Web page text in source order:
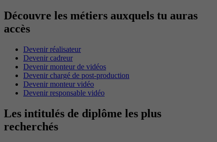
Découvre les métiers auxquels tu auras
accès
Devenir réalisateur
Devenir cadreur
Devenir monteur de vidéos
Devenir chargé de post-production
Devenir monteur vidéo
Devenir responsable vidéo
Les intitulés de diplôme les plus
recherchés